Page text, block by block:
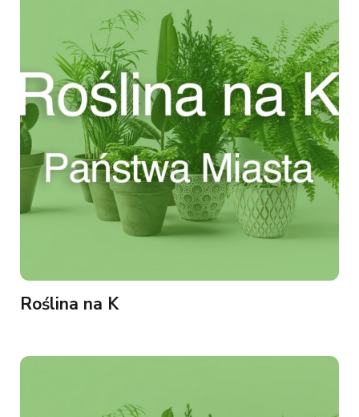
Roślina na K